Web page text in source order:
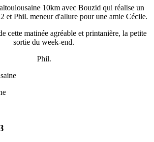
10km avec Bouzid qui réalise un
et Phil. meneur d'allure pour une amie Cécile.
cette matinée agréable et printanière, la petite
sortie du week-end.
Phil.